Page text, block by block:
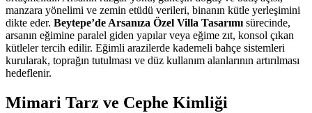
manzara yönelimi ve zemin etüdü verileri, binanın kütle yerleşimini
dikte eder. Beytepe’de Arsanıza Özel Villa Tasarımı sürecinde,
arsanın eğimine paralel giden yapılar veya eğime zıt, konsol çıkan
kütleler tercih edilir. Eğimli arazilerde kademeli bahçe sistemleri
kurularak, toprağın tutulması ve düz kullanım alanlarının artırılması
hedeflenir.
Mimari Tarz ve Cephe Kimliği